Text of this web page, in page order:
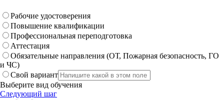
Рабочие удостоверения
Повышение квалификации
Профессиональная переподготовка
Аттестация
Обязательные направления (ОТ, Пожарная безопасность, ГО
и ЧС)
Свой вариант
Выберите вид обучения
Следующий шаг